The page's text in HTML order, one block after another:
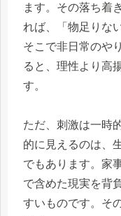
ます。その落ち着
れば、「物足りな
そこで非日常のや
ると、理性より高
す。
ただ、刺激は一時
的に見えるのは、
でもあります。家
で含めた現実を背
すいものです。そ